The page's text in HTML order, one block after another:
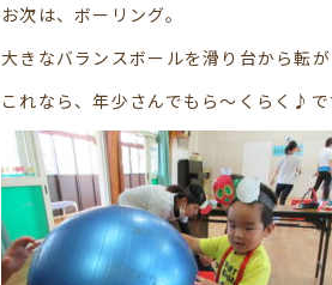
お次は、ボーリング。
大きなバランスボールを滑り台から転
これなら、年少さんでもら～くらく♪